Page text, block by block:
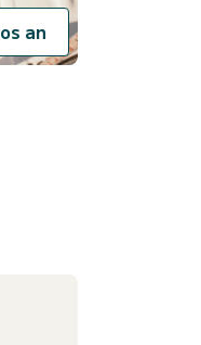
Sehen Sie sich die 41 Fotos an